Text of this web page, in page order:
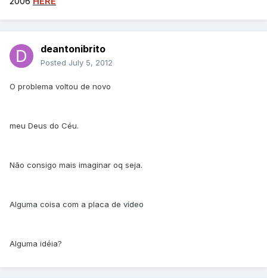
deantonibrito
Posted July 5, 2012
O problema voltou de novo
meu Deus do Céu.
Não consigo mais imaginar oq seja.
Alguma coisa com a placa de vídeo
Alguma idéia?